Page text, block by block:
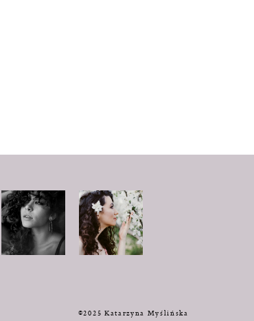
©2025 Katarzyna Myślińska